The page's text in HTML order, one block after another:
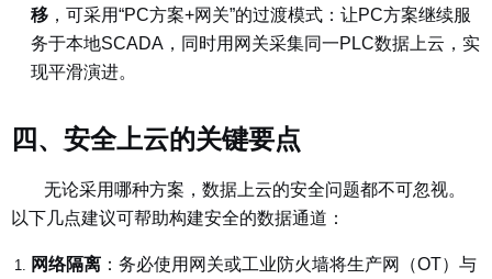
移 ， 可采用“PC方案+网关”的过渡模式：让PC方案继续服
务于本地SCADA，同时用网关采集同一PLC数据上云，实
现平滑演进。
四、安全上云的关键要点
无论采用哪种方案，数据上云的安全问题都不可忽视。
以下几点建议可帮助构建安全的数据通道：
网络隔离 ： 务必使用网关或工业防火墙将生产网（OT）与